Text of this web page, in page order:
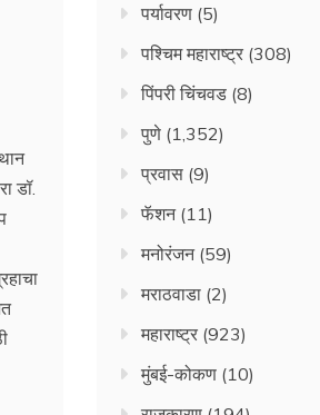
डॉ.
पर्यावरण (5)
पश्चिम महाराष्ट्र (308)
पिंपरी चिंचवड (8)
पुणे (1,352)
प्रवास (9)
फॅशन(11)
मनोरंजन(59)
मराठवाडा (2)
महाराष्ट्र (923)
मुंबई-कोकण (10)